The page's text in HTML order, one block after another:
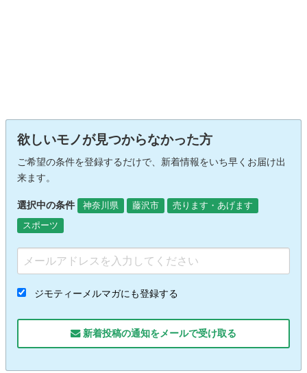
欲しいモノが見つからなかった方
ご希望の条件を登録するだけで、新着情報をいち早くお届け出
来ます。
選択中の条件 神奈川県 藤沢市
売ります・あげます
スポーツ
ジモティーメルマガにも登録する
新着投稿の通知をメールで受け取る